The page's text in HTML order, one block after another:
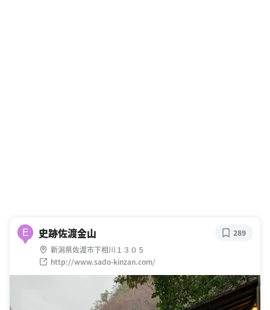
E 史跡佐渡金山
新潟県佐渡市下相川１３０５
http://www.sado-kinzan.com/
289